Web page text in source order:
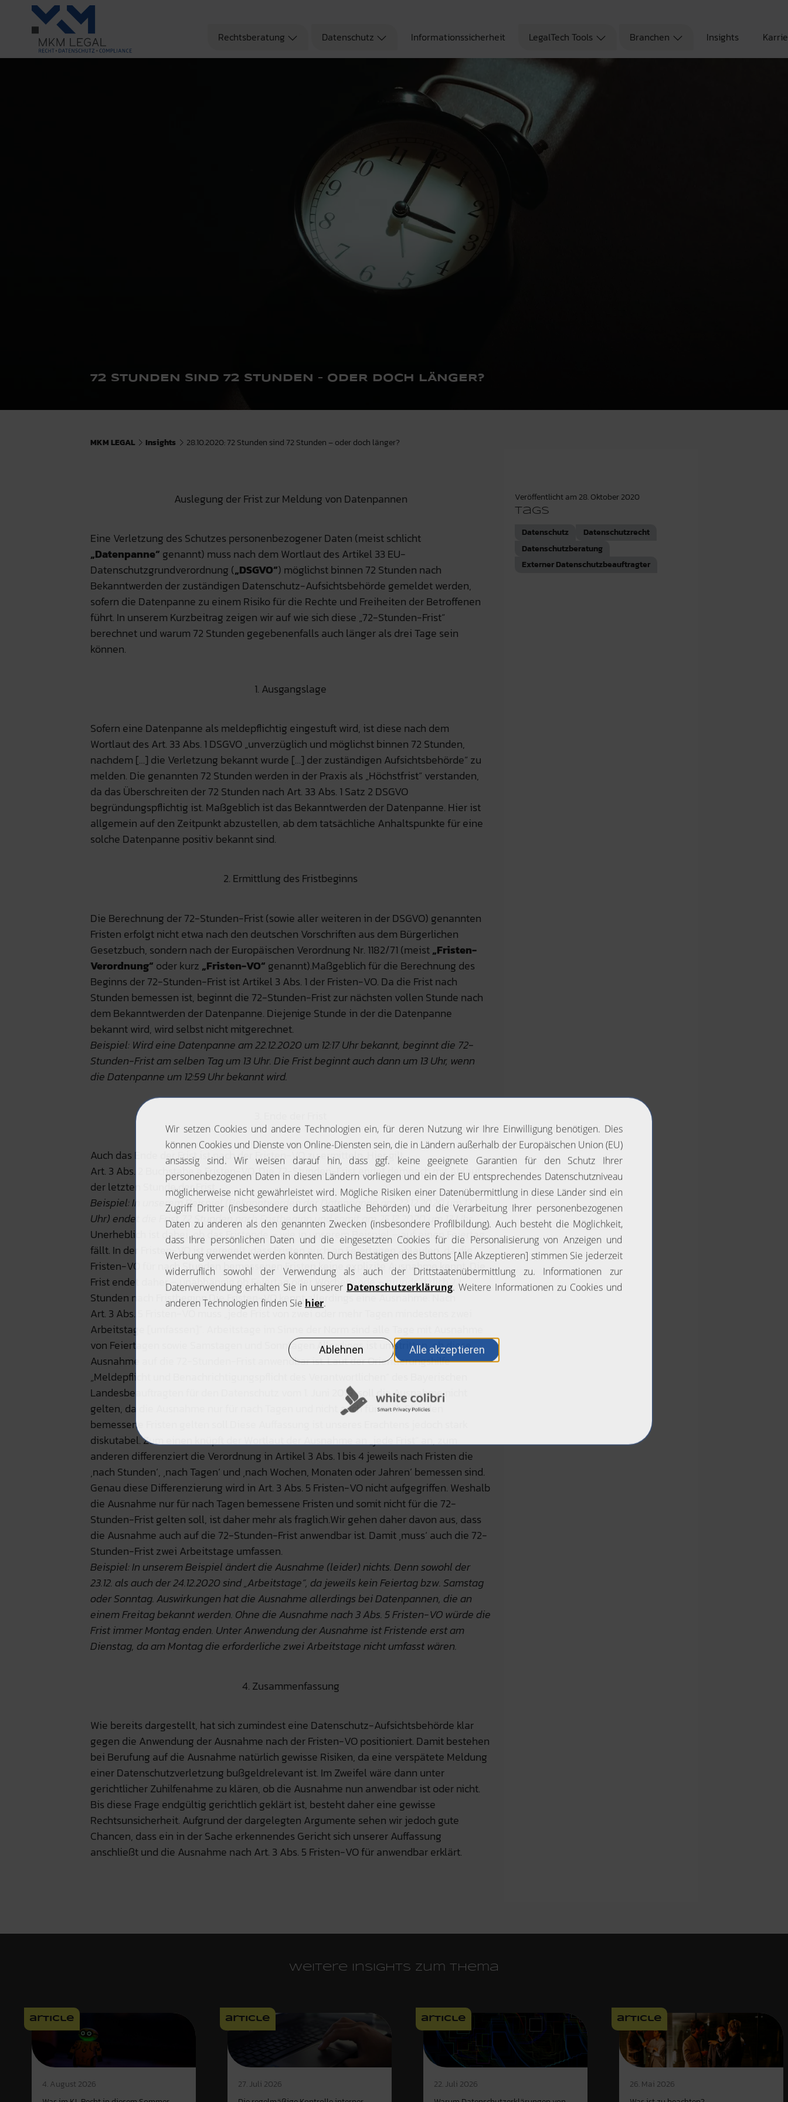
Rechtsberatung Datenschutz Informationssicherheit LegalTech Tools Branchen Insights
72 STUNDEN SIND 72 STUNDEN – ODER DOCH LÄNGER?
MKM LEGAL Insights 28.10.2020: 72 Stunden sind 72 Stunden – oder doch länger?
Auslegung der Frist zur Meldung von Datenpannen
Eine Verletzung des Schutzes personenbezogener Daten (meist schlicht
„Datenpanne“ genannt) muss nach dem Wortlaut des Artikel 33 EU-
Datenschutzgrundverordnung („DSGVO“) möglichst binnen 72 Stunden nach
Bekanntwerden der zuständigen Datenschutz-Aufsichtsbehörde gemeldet werden,
sofern die Datenpanne zu einem Risiko für die Rechte und Freiheiten der Betroffenen
führt. In unserem Kurzbeitrag zeigen wir auf wie sich diese „72-Stunden-Frist“
berechnet und warum 72 Stunden gegebenenfalls auch länger als drei Tage sein
können.
1. Ausgangslage
Sofern eine Datenpanne als meldepflichtig eingestuft wird, ist diese nach dem
Wortlaut des Art. 33 Abs. 1 DSGVO „unverzüglich und möglichst binnen 72 Stunden,
nachdem […] die Verletzung bekannt wurde […] der zuständigen Aufsichtsbehörde“ zu
melden. Die genannten 72 Stunden werden in der Praxis als „Höchstfrist“ verstanden,
da das Überschreiten der 72 Stunden nach Art. 33 Abs. 1 Satz 2 DSGVO
begründungspflichtig ist. Maßgeblich ist das Bekanntwerden der Datenpanne. Hier ist
allgemein auf den Zeitpunkt abzustellen, ab dem tatsächliche Anhaltspunkte für eine
solche Datenpanne positiv bekannt sind.
2. Ermittlung des Fristbeginns
Die Berechnung der 72-Stunden-Frist (sowie aller weiteren in der DSGVO) genannten
Fristen erfolgt nicht etwa nach den deutschen Vorschriften aus dem Bürgerlichen
Gesetzbuch, sondern nach der Europäischen Verordnung Nr. 1182/71 (meist„Fristen-
Verordnung“ oder kurz „Fristen-VO“ genannt).Maßgeblich für die Berechnung des
Beginns der 72-Stunden-Frist ist Artikel 3 Abs. 1 der Fristen-VO. Da die Frist nach
Stunden bemessen ist, beginnt die 72-Stunden-Frist zur nächsten vollen Stunde nach
dem Bekanntwerden der Datenpanne. Diejenige Stunde in der die Datenpanne
bekannt wird, wird selbst nicht mitgerechnet.
Beispiel: Wird eine Datenpanne am 22.12.2020 um 12:17 Uhr bekannt, beginnt die 72-
Stunden-Frist am selben Tag um 13 Uhr. Die Frist beginnt auch dann um 13 Uhr, wenn
die Datenpanne um 12:59 Uhr bekannt wird.
Auch das Ende der Frist ist nach der Fristen-VO zu ermitteln. Hier gilt
Art. 3 Abs. 2 Buchstabe a Fristen-VO. Die 72-Stunden-Frist endet demnach mit Ablauf
der letzten Stunde der Frist.
Beispiel: In unserem Beispiel (Bekanntwerden der Datenpanne am 22.12.2020 um 12:17
Uhr) endet die Frist 72 Stunden nach Fristbeginn und somit am 25.12.2020 um 13 Uhr.
Unerheblich ist dabei, ob das Fristende – wie in unserem Beispiel – auf einen Feiertag
fällt. In der Fristen-VO ist geregelt, dass Fristen auch an Feiertagen ablaufen, da die
Fristen-VO für nach Stunden bemessenen Fristen keine explizite Ausnahme kennt. Die
Frist endet daher – unabhängig ob Feiertag oder Wochenende – grundsätzlich 72
Stunden nach Fristbeginn.Die Fristen-VO kennt allerdings eine Ausnahme: Nach
Art. 3 Abs. 5 Fristen-VO muss „jede Frist von zwei oder mehr Tagen mindestens zwei
Arbeitstage [umfassen]“. Arbeitstage im Sinne der Norm sind alle Tage mit Ausnahme
von Feiertagen sowie Samstagen und Sonntagen.Allerdings ist umstritten, ob diese
Ausnahme auf die 72-Stunden-Frist anwendbar ist. Laut der Orientierungshilfe
„Meldepflicht und Benachrichtigungspflicht des Verantwortlichen“ des Bayerischen
Landesbeauftragten für den Datenschutz vom 1. Juni 2019 soll die Ausnahme nicht
gelten, da die Ausnahme nur für nach Tagen und nicht auch für nach Stunden
bemessene Fristen gelten soll.Diese Auffassung ist unseres Erachtens jedoch stark
diskutabel. Zum einen knüpft der Wortlaut der Ausnahme an „jede Frist“ an, zum
anderen differenziert die Verordnung in Artikel 3 Abs. 1 bis 4 jeweils nach Fristen die
‚nach Stunden‘, ‚nach Tagen‘ und ‚nach Wochen, Monaten oder Jahren‘ bemessen sind.
Genau diese Differenzierung wird in Art. 3 Abs. 5 Fristen-VO nicht aufgegriffen. Weshalb
die Ausnahme nur für nach Tagen bemessene Fristen und somit nicht für die 72-
Stunden-Frist gelten soll, ist daher mehr als fraglich.Wir gehen daher davon aus, dass
die Ausnahme auch auf die 72-Stunden-Frist anwendbar ist. Damit ‚muss‘ auch die 72-
Stunden-Frist zwei Arbeitstage umfassen.
Beispiel: In unserem Beispiel ändert die Ausnahme (leider) nichts. Denn sowohl der
23.12. als auch der 24.12.2020 sind „Arbeitstage“, da jeweils kein Feiertag bzw. Samstag
oder Sonntag. Auswirkungen hat die Ausnahme allerdings bei Datenpannen, die an
einem Freitag bekannt werden. Ohne die Ausnahme nach 3 Abs. 5 Fristen-VO würde die
Frist immer Montag enden. Unter Anwendung der Ausnahme ist Fristende erst am
Dienstag, da am Montag die erforderliche zwei Arbeitstage nicht umfasst wären.
4. Zusammenfassung
Wie bereits dargestellt, hat sich zumindest eine Datenschutz-Aufsichtsbehörde klar
gegen die Anwendung der Ausnahme nach der Fristen-VO positioniert. Damit bestehen
bei Berufung auf die Ausnahme natürlich gewisse Risiken, da eine verspätete Meldung
einer Datenschutzverletzung bußgeldrelevant ist. Im Zweifel wäre dann unter
gerichtlicher Zuhilfenahme zu klären, ob die Ausnahme nun anwendbar ist oder nicht.
Bis diese Frage endgültig gerichtlich geklärt ist, besteht daher eine gewisse
Rechtsunsicherheit. Aufgrund der dargelegten Argumente sehen wir jedoch gute
Chancen, dass ein in der Sache erkennendes Gericht sich unserer Auffassung
anschließt und die Ausnahme nach Art. 3 Abs. 5 Fristen-VO für anwendbar erklärt.
Veröffentlicht am 28. Oktober 2020
Tags
Datenschutz
Datenschutzrecht
Datenschutzberatung
Externer Datenschutzbeauftragter
Weitere Insights zum Thema
article
4. August 2026
article
27. Juli 2026
article
22. Juli 2026
article
26. Mai 2026